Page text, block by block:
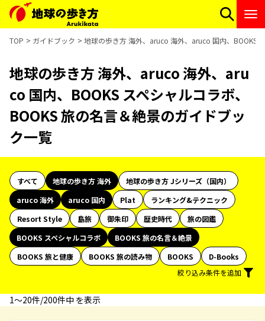
TOP ガイドブック 地球の歩き方 海外、aruco 海外、aruco 国内、BOOKS
地球の歩き方 海外、aruco 海外、aru
co 国内、BOOKS スペシャルコラボ、
BOOKS 旅の名言＆絶景のガイドブッ
ク一覧
すべて 地球の歩き方 海外
地球の歩き方 Jシリーズ（国内）
aruco 海外
aruco 国内 Plat
ランキング&テクニック
Resort Style
島旅 御朱印 歴史時代
旅の図鑑
BOOKS スペシャルコラボ
BOOKS 旅の名言＆絶景
BOOKS 旅と健康
BOOKS 旅の読み物 BOOKS
D-Books
絞り込み条件を追加
1〜20件/200件中 を表示